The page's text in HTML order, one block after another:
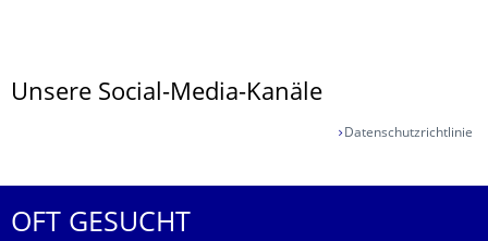
Unsere Social-Media-Kanäle
Datenschutzrichtlinie
OFT GESUCHT